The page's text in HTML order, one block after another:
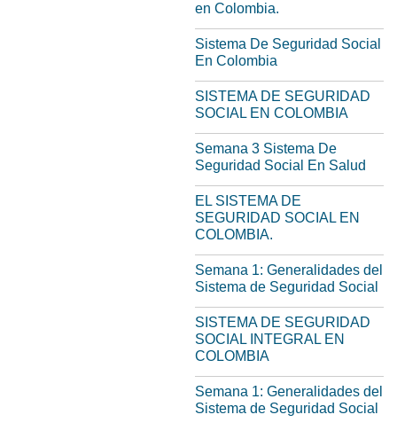
en Colombia.
Sistema De Seguridad Social
En Colombia
SISTEMA DE SEGURIDAD
SOCIAL EN COLOMBIA
Semana 3 Sistema De
Seguridad Social En Salud
EL SISTEMA DE
SEGURIDAD SOCIAL EN
COLOMBIA.
Semana 1: Generalidades del
Sistema de Seguridad Social
SISTEMA DE SEGURIDAD
SOCIAL INTEGRAL EN
COLOMBIA
Semana 1: Generalidades del
Sistema de Seguridad Social